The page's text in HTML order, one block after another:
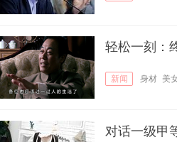
轻松一刻：
新闻 身材 美
对话一级甲